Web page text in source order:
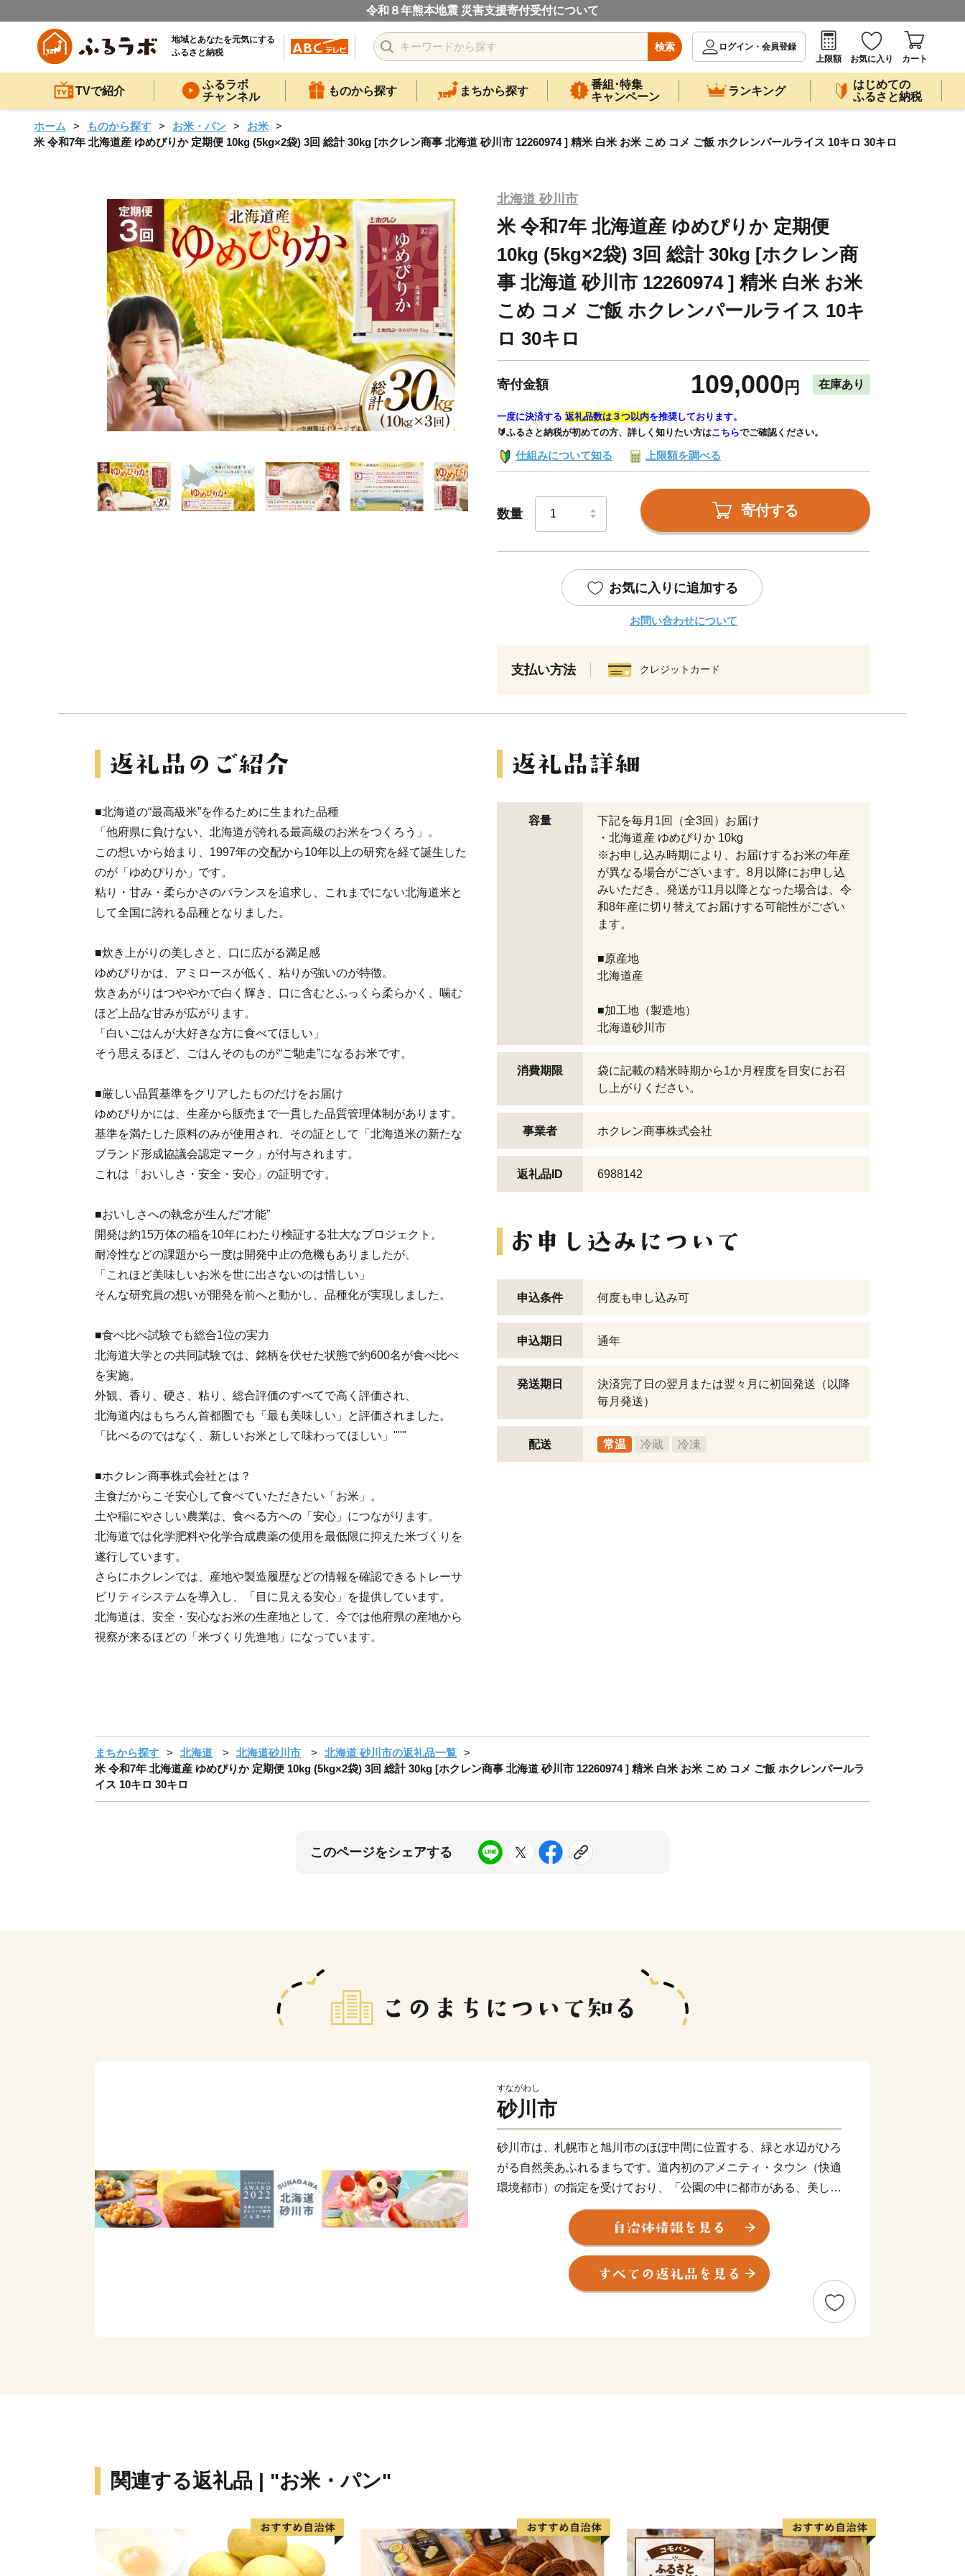
令和８年熊本地震 災害支援寄付受付について
地域とあなたを元気にする
ふるさと納税
検索
ログイン・会員登録
上限額
お気に入り カート
TVで紹介
ふるラボ
チャンネル
ものから探す まちから探す
番組･特集
キャンペーン
ランキング
はじめての
ふるさと納税
ホーム ものから探す お米・パン
お米
米 令和7年 北海道産 ゆめぴりか 定期便 10kg (5kg×2袋) 3回 総計 30kg [ホクレン商事 北海道 砂川市 12260974 ] 精米 白米 お米 こめ コメ ご飯 ホクレンパールライス 10キロ 30キロ
北海道 砂川市
米 令和7年 北海道産 ゆめぴりか 定期便
10kg (5kg×2袋) 3回 総計 30kg [ホクレン商
事 北海道 砂川市 12260974 ] 精米 白米 お米
こめ コメ ご飯 ホクレンパールライス 10キ
ロ 30キロ
寄付金額 109,000 円 在庫あり
一度に決済する 返礼品数は３つ以内を推奨しております。
🔰ふるさと納税が初めての方、詳しく知りたい方はこちらでご確認ください。
仕組みについて知る 上限額を調べる
数量 寄付する
お気に入りに追加する
お問い合わせについて
支払い方法 クレジットカード
■北海道の“最高級米”を作るために生まれた品種
「他府県に負けない、北海道が誇れる最高級のお米をつくろう」。
この想いから始まり、1997年の交配から10年以上の研究を経て誕生した
のが「ゆめぴりか」です。
粘り・甘み・柔らかさのバランスを追求し、これまでにない北海道米と
して全国に誇れる品種となりました。
■炊き上がりの美しさと、口に広がる満足感
ゆめぴりかは、アミロースが低く、粘りが強いのが特徴。
炊きあがりはつややかで白く輝き、口に含むとふっくら柔らかく、噛む
ほど上品な甘みが広がります。
「白いごはんが大好きな方に食べてほしい」
そう思えるほど、ごはんそのものが“ご馳走”になるお米です。
■厳しい品質基準をクリアしたものだけをお届け
ゆめぴりかには、生産から販売まで一貫した品質管理体制があります。
基準を満たした原料のみが使用され、その証として「北海道米の新たな
ブランド形成協議会認定マーク」が付与されます。
これは「おいしさ・安全・安心」の証明です。
■おいしさへの執念が生んだ“才能”
開発は約15万体の稲を10年にわたり検証する壮大なプロジェクト。
耐冷性などの課題から一度は開発中止の危機もありましたが、
「これほど美味しいお米を世に出さないのは惜しい」
そんな研究員の想いが開発を前へと動かし、品種化が実現しました。
■食べ比べ試験でも総合1位の実力
北海道大学との共同試験では、銘柄を伏せた状態で約600名が食べ比べ
を実施。
外観、香り、硬さ、粘り、総合評価のすべてで高く評価され、
北海道内はもちろん首都圏でも「最も美味しい」と評価されました。
「比べるのではなく、新しいお米として味わってほしい」"""
■ホクレン商事株式会社とは？
主食だからこそ安心して食べていただきたい「お米」。
土や稲にやさしい農業は、食べる方への「安心」につながります。
北海道では化学肥料や化学合成農薬の使用を最低限に抑えた米づくりを
遂行しています。
さらにホクレンでは、産地や製造履歴などの情報を確認できるトレーサ
ビリティシステムを導入し、「目に見える安心」を提供しています。
北海道は、安全・安心なお米の生産地として、今では他府県の産地から
視察が来るほどの「米づくり先進地」になっています。
容量
下記を毎月1回（全3回）お届け
・北海道産 ゆめぴりか 10kg
※お申し込み時期により、お届けするお米の年産
が異なる場合がございます。8月以降にお申し込
みいただき、発送が11月以降となった場合は、令
和8年産に切り替えてお届けする可能性がござい
ます。
■原産地
北海道産
■加工地（製造地）
北海道砂川市
消費期限
袋に記載の精米時期から1か月程度を目安にお召
し上がりください。
事業者 ホクレン商事株式会社
返礼品ID 6988142
申込条件 何度も申し込み可
申込期日 通年
発送期日
決済完了日の翌月または翌々月に初回発送（以降
毎月発送）
配送 常温 冷蔵 冷凍
まちから探す 北海道 北海道砂川市
北海道 砂川市の返礼品一覧
米 令和7年 北海道産 ゆめぴりか 定期便 10kg (5kg×2袋) 3回 総計 30kg [ホクレン商事 北海道 砂川市 12260974 ] 精米 白米 お米 こめ コメ ご飯 ホクレンパールラ
イス 10キロ 30キロ
このページをシェアする
すながわし
砂川市
砂川市は、札幌市と旭川市のほぼ中間に位置する、緑と水辺がひろ
がる自然美あふれるまちです。道内初のアメニティ・タウン（快適
環境都市）の指定を受けており、「公園の中に都市がある、美しい
まちづくり」を推進しています。
また、さまざまな菓子店が多いことから、国道12号沿いを中心と
したまちなみを「すながわスイートロード」と呼び、「すながわス
イーツ」を地域ブランドとしてまちおこしをしています。さらに、
砂川市立病院は、中空知２次医療圏の地域センター病院、３次救急
医療機関である救命センターなど、さまざまな指定を受けており、
関連する返礼品 | "お米・パン"